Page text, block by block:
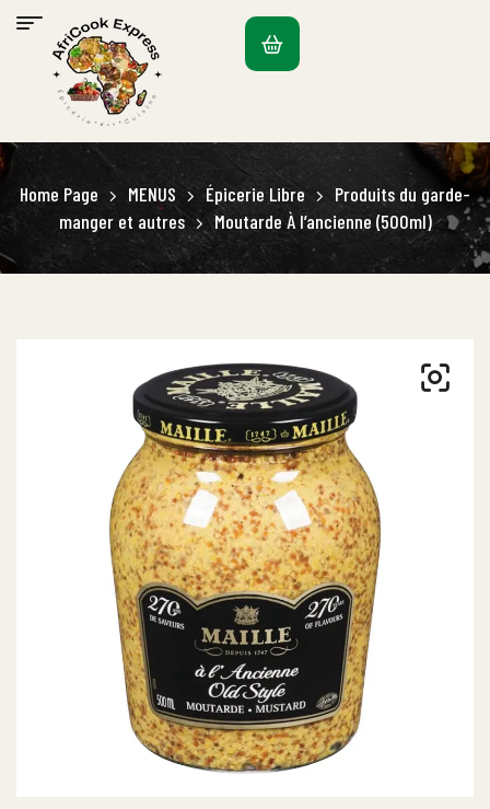
Home Page MENUS Épicerie Libre
Produits du garde-
manger et autres
Moutarde À l’ancienne (500ml)